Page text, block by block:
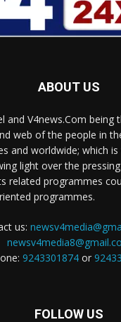
ABOUT US
and V4news.Com being
web of the people in
and worldwide; which
light over the
related programmes
programmes.
us:
9243301874or
FOLLOW US